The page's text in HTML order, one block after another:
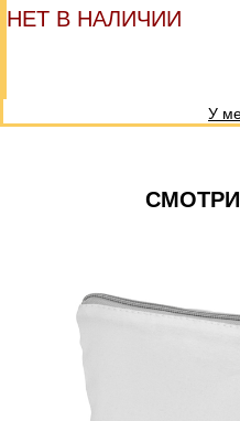
НЕТ В НАЛИЧИИ
У